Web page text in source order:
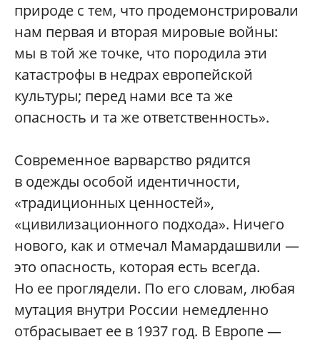
природе с тем, что продемонстрировали
нам первая и вторая мировые вой­ны:
мы в той же точке, что породила эти
катастрофы в недрах европейской
культуры; перед нами все та же
опасность и та же ответственность».
Современное варварство рядится
в одежды особой идентичности,
«традиционных ценностей»,
«цивилизационного подхода». Ничего
нового, как и отмечал Мамардашвили —
это опасность, которая есть всегда.
Но ее проглядели. По его словам, любая
мутация внутри России немедленно
отбрасывает ее в 1937 год. В Европе —